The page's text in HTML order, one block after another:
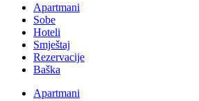
Apartmani
Sobe
Hoteli
Smještaj
Rezervacije
Baška
Apartmani